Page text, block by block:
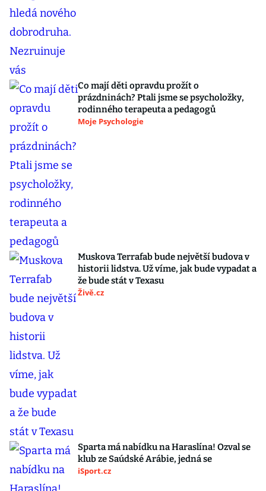
Co mají děti opravdu prožít o
prázdninách? Ptali jsme se psycholožky,
rodinného terapeuta a pedagogů
Moje Psychologie
Muskova Terrafab bude největší budova v
historii lidstva. Už víme, jak bude vypadat a
že bude stát v Texasu
Živě.cz
Sparta má nabídku na Haraslína! Ozval se
klub ze Saúdské Arábie, jedná se
iSport.cz